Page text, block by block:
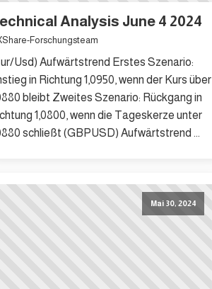
Analysis June 4 2024
Forschungsteam
Usd) Aufwärtstrend Erstes Szenario:
in Richtung 1,0950, wenn der Kurs über
bleibt Zweites Szenario: Rückgang in
1,0800, wenn die Tageskerze unter
schließt (GBPUSD) Aufwärtstrend ...
Mai 30, 2024